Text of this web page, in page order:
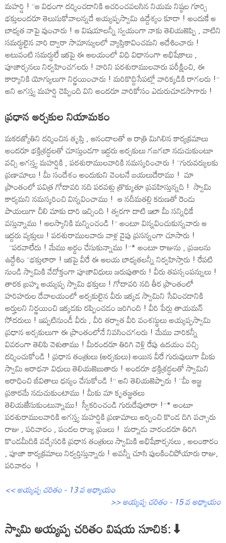
మహర్షి ! ‘‘ఆ విధంగా దర్శించడానికి ఆచరించవలసిన నియమ నిష్ఠల గూర్చి
భక్తులందరూ తెలుసుకోవాలన్నదే అయ్యప్పస్వామి ఉద్దేశ్యం కూడా ! అందుకే ఆ
బాధ్యత నాపై వుంచారు ! ఆ విషయాలన్నీ స్వయంగా నాకు తెలియజెప్పి , వాటిని
సమర్థులైన వారి ద్వారా సామాన్యులలో వ్యాప్తికావించమని ఆదేశించారు !
అటువంటి సమర్థులే ఇకపై ఈ ఆలయంలో విధి విధానంగా అభిషేకాలు ,
పూజార్చనలు నిర్వహించగలరు ! వారిని పరశురాములవారు పరీక్షించి, ఈ
కార్యానికి యోగ్యులుగా నిర్ణయించారు ! మరికొద్దిసేపట్లో వారిక్కడికి రాగలరు !’’
అని అగస్త్య మహర్షి చెప్పింది విని అందరూ వారికోసం ఎదురుచూడసాగారు !
ప్రధాన అర్చకుల నియామకం
మకరజ్యోతిని దర్శించిన తృప్తి , ఆనందాలతో ఆ రాత్రి మిగిలిన కార్యక్రమాలు
అందరూ భక్తిశ్రద్ధలతో చూస్తుండగా ఇద్దరు అర్చకులు గబగబా నడుచుకుంటూ
వచ్చి అగస్త్య మహర్షికి , పరశురాములవారికి నమస్కరించారు ! ‘‘గురువర్యులకు
ప్రణామాలు ! మీ సందేశం అందుకుని వెంటనే బయలుదేరాము ! మా
ప్రాంతంలో పవిత్ర గోదావరి నది పరవళ్లు త్రొక్కుతూ ప్రవహిస్తున్నది ! స్వామి
కార్యమని నమస్కరించి విన్నవించాము ! ఆ నదీమతల్లి కరుణతో రెండు
పాయలుగా చీలి మాకు దారి ఇచ్చింది ! త్వరగా దాటి ఇలా మీ సన్నిధికే
వస్తున్నాము ! ఆలస్యానికి మన్నించండి !’’ అంటూ విన్నవించుకున్నవారు ఆ
ఇద్దరు వ్యక్తులు ! పరశురాములవారు వాళ్ల వైపు ప్రసన్నంగా చూసారు !
‘‘పరవాలేదు ! మేము అర్థం చేసుకున్నాము !’’* అంటూ రాజును , ప్రజలను
ఉద్దేశిం ‘‘భక్తులారా ! ఇకపై వీరే ఈ ఆలయ బాధ్యతలన్నీ నిర్వహిస్తారు ! రేపటి
నుండి స్వామికి వేదోక్తంగా పూజావిధులు జరుపుతారు ! వీరు తపస్సంపన్నులు !
తారక బ్రహ్మ అయ్యప్ప స్వామి భక్తులు ! గోదావరి నది తీర ప్రాంతంలో
హరిహరుల దేవాలయంలో అర్చకులైన వీరు ఇక్కడ స్వామిని సేవించడానికి
అర్హులని నిర్ణయించి ఇక్కడకు రప్పించడం జరిగింది ! వీరి పేర్లు తాయమన్
సోదరులు ! ఇప్పటినుండీ వీరు , వీరి తర్వాత వీరి వంశస్థులు అయ్యప్పస్వామి
ప్రధాన అర్చకులుగా ఈ ప్రాంతంలోనే నివసించగలరు ! మేము వారికన్నీ
వివరంగా తెలిపి వెళుతాము ! మీరందరూ తిరిగి వెళ్లి రేపు ఉదయం వచ్చి
దర్శించుకోండి ! ప్రధాన తంత్రులు (అర్చకులు) అయిన వీరే గురువులుగా మీకు
స్వామి ఆరాధనా విధులు తెలియజెబుతారు ! అందరూ భక్తిశ్రద్ధలతో స్వామిని
ఆరాధించి జీవితాలు ధన్యం చేసుకోండి !’’ అని తెలియజెప్పారు ! ‘‘మీ ఆజ్ఞ
ప్రకారమే నడుచుకుంటాము ! మీకు మా కృతజ్ఞతలు
తెలియజేసుకుంటున్నాము! స్వీకరించండి గురుదేవులారా !’’* అంటూ
పరశురాములవారికి అగస్త్య మహర్షికి ప్రణామాలు అర్పించి కొండ దిగి వచ్చారు
రాజు , పరివారం , పందల రాజ్య ప్రజలు ! మర్నాడు వారందరూ తిరిగి
కొండమీదికి వచ్చేసరికి ప్రధాన తంత్రులు స్వామికి అభిషేకార్చనలు , అలంకారం
, పూజా కార్యక్రమాలు నిర్వర్తిస్తున్నారు ! అవన్నీ చూసి పులకించిపోయారు రాజు,
పరివారం !
<< అయ్యప్ప చరితం - 13 వ అధ్యాయం
>> అయ్యప్ప చరితం - 15 వ అధ్యాయం
స్వామి అయ్యప్ప చరితం విషయ సూచిక: ⬇